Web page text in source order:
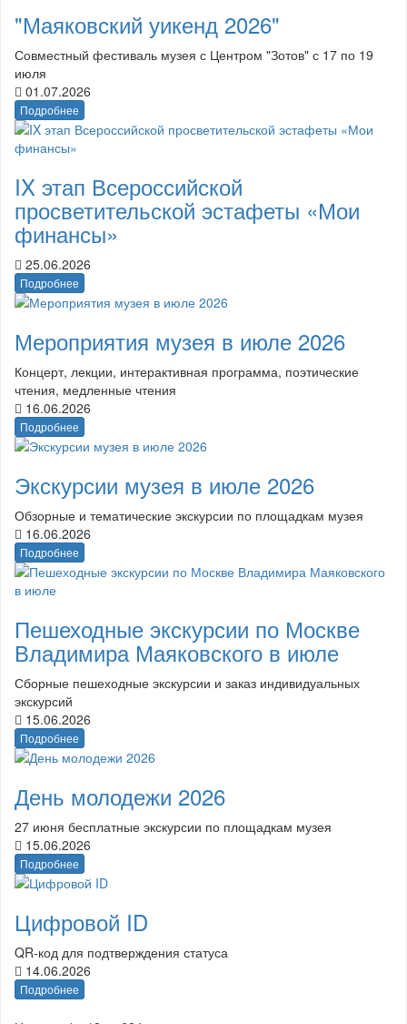
"Маяковский уикенд 2026"
Совместный фестиваль музея с Центром "Зотов" с 17 по 19
июля
01.07.2026
Подробнее
IX этап Всероссийской
просветительской эстафеты «Мои
финансы»
25.06.2026
Подробнее
Мероприятия музея в июле 2026
Концерт, лекции, интерактивная программа, поэтические
чтения, медленные чтения
16.06.2026
Подробнее
Экскурсии музея в июле 2026
Обзорные и тематические экскурсии по площадкам музея
16.06.2026
Подробнее
Пешеходные экскурсии по Москве
Владимира Маяковского в июле
Сборные пешеходные экскурсии и заказ индивидуальных
экскурсий
15.06.2026
Подробнее
День молодежи 2026
27 июня бесплатные экскурсии по площадкам музея
15.06.2026
Подробнее
Цифровой ID
QR-код для подтверждения статуса
14.06.2026
Подробнее